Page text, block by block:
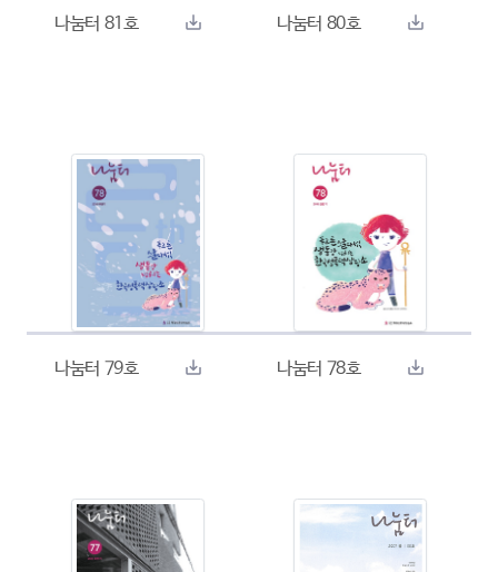
나눔터 81호 나눔터 80호
나눔터 79호 나눔터 78호